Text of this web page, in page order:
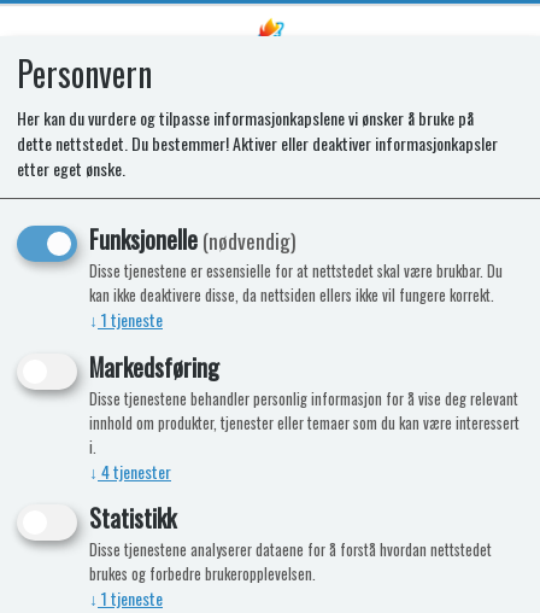
SR CONTROL PANEL ASSY T2156
Personvern
Her kan du vurdere og tilpasse informasjonkapslene vi ønsker å bruke på
dette nettstedet. Du bestemmer! Aktiver eller deaktiver informasjonkapsler
etter eget ønske.
Funksjonelle(nødvendig)
Disse tjenestene er essensielle for at nettstedet skal være brukbar. Du
kan ikke deaktivere disse, da nettsiden ellers ikke vil fungere korrekt.
↓ 1tjeneste
Markedsføring
Disse tjenestene behandler personlig informasjon for å vise deg relevant
innhold om produkter, tjenester eller temaer som du kan være interessert
i.
↓ 4tjenester
Statistikk
Disse tjenestene analyserer dataene for å forstå hvordan nettstedet
brukes og forbedre brukeropplevelsen.
↓ 1tjeneste